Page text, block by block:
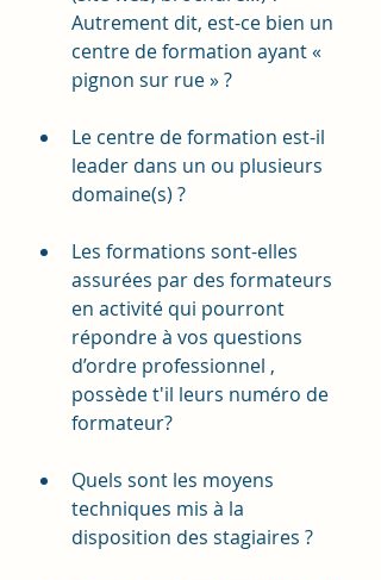
Autrement dit, est-ce bien un
centre de formation ayant «
pignon sur rue » ?
Le centre de formation est-il
leader dans un ou plusieurs
domaine(s) ?
Les formations sont-elles
assurées par des formateurs
en activité qui pourront
répondre à vos questions
d’ordre professionnel ,
possède t'il leurs numéro de
formateur?
Quels sont les moyens
techniques mis à la
disposition des stagiaires ?